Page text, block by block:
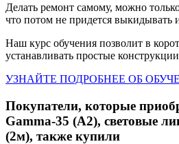
Делать ремонт самому, можно
что потом не придется выкидывать
Наш курс обучения позволит в
устанавливать простые
УЗНАЙТЕ ПОДРОБНЕЕ ОБ
Покупатели, которые
Gamma-35 (А2), световые
(2м), также купили